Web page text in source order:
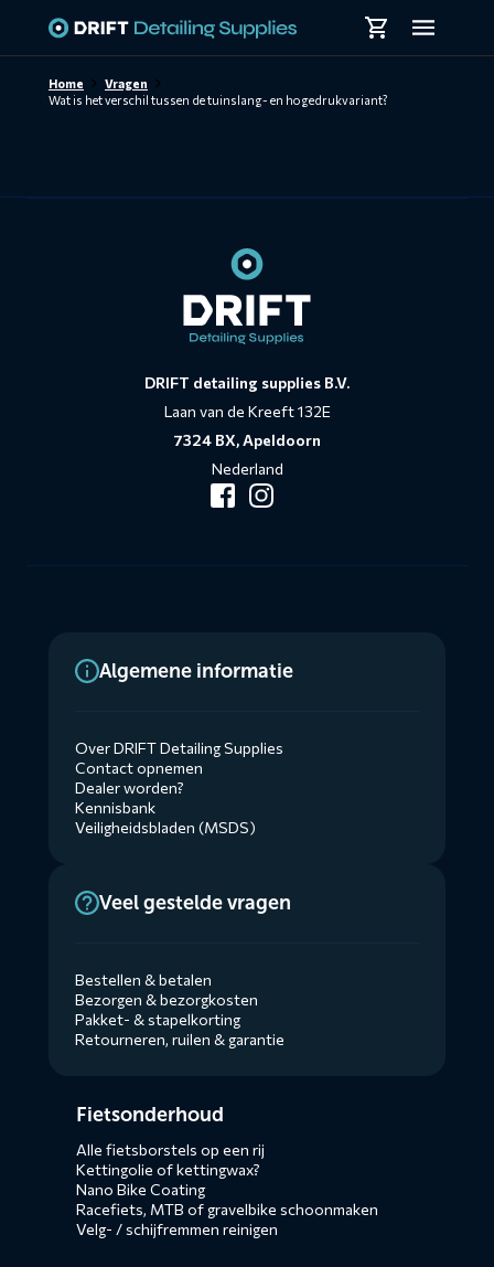
Home
Vragen
Wat is het verschil tussen de tuinslang- en hogedrukvariant?
DRIFT detailing supplies B.V.
Laan van de Kreeft 132E
7324 BX, Apeldoorn
Nederland
Algemene informatie
Over DRIFT Detailing Supplies
Contact opnemen
Dealer worden?
Kennisbank
Veiligheidsbladen (MSDS)
Veel gestelde vragen
Bestellen & betalen
Bezorgen & bezorgkosten
Pakket- & stapelkorting
Retourneren, ruilen & garantie
menusFietsonderhoud
Alle fietsborstels op een rij
Kettingolie of kettingwax?
Nano Bike Coating
Racefiets, MTB of gravelbike schoonmaken
Velg- / schijfremmen reinigen